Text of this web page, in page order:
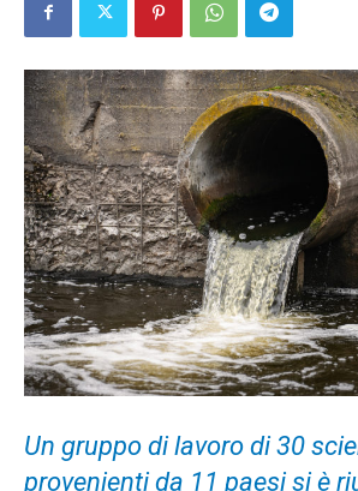
Un gruppo di lavoro di 30
provenienti da 11 paesi si è